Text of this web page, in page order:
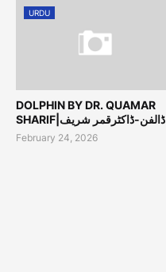
URDU
DOLPHIN BY DR. QUAMAR
SHARIF|ڈالفن-ڈاکٹرقمر شریف
February 24, 2026